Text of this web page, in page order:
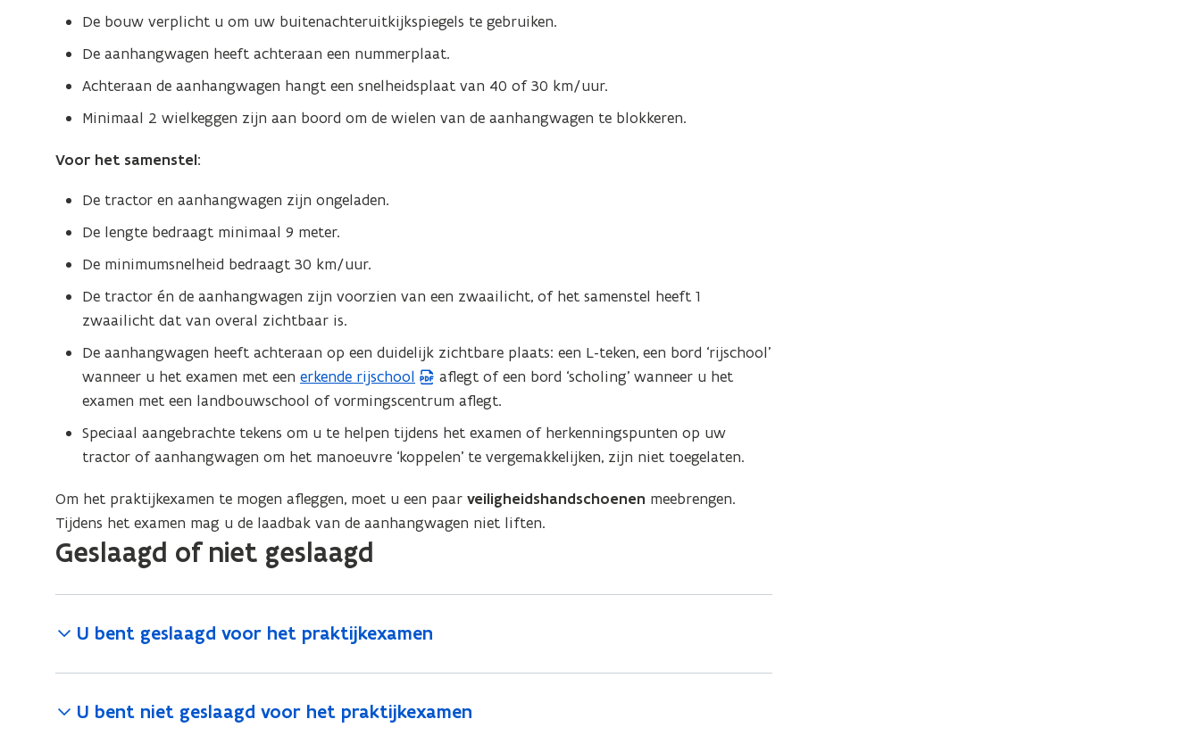
De bouw verplicht u om uw buitenachteruitkijkspiegels te gebruiken.
De aanhangwagen heeft achteraan een nummerplaat.
Achteraan de aanhangwagen hangt een snelheidsplaat van 40 of 30 km/uur.
Minimaal 2 wielkeggen zijn aan boord om de wielen van de aanhangwagen te blokkeren.
Voor het samenstel:
De tractor en aanhangwagen zijn ongeladen.
De lengte bedraagt minimaal 9 meter.
De minimumsnelheid bedraagt 30 km/uur.
De tractor én de aanhangwagen zijn voorzien van een zwaailicht, of het samenstel heeft 1
zwaailicht dat van overal zichtbaar is.
De aanhangwagen heeft achteraan op een duidelijk zichtbare plaats: een L-teken, een bord ‘rijschool’
wanneer u het examen met eenerkende rijschool
(
P
D
F
e
s
t
n
o
n
aflegt of een bord ‘scholing’ wanneer u het
examen met een landbouwschool of vormingscentrum aflegt.
Speciaal aangebrachte tekens om u te helpen tijdens het examen of herkenningspunten op uw
tractor of aanhangwagen om het manoeuvre ‘koppelen’ te vergemakkelijken, zijn niet toegelaten.
Om het praktijkexamen te mogen afleggen, moet u een paarveiligheidshandschoenen meebrengen.
Tijdens het examen mag u de laadbak van de aanhangwagen niet liften.
Geslaagd of niet geslaagd
U bent geslaagd voor het praktijkexamen
U bent niet geslaagd voor het praktijkexamen